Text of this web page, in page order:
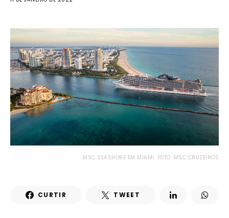
MSC SEASHORE EM MIAMI. FOTO: MSC CRUZEIROS
CURTIR TWEET